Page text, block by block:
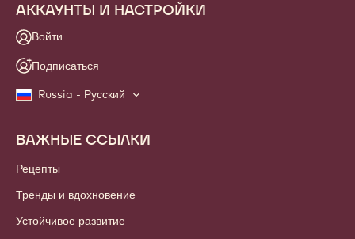
АККАУНТЫ И НАСТРОЙКИ
Войти
Подписаться
Russia - Русский
Footer
Callebaut
ВАЖНЫЕ ССЫЛКИ
Рецепты
Тренды и вдохновение
Устойчивое развитие